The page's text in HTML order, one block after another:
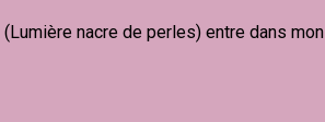
nacre de perles) entre dans